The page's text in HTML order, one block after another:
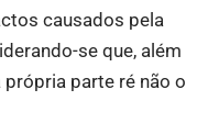
causados pela
se que, além
parte ré não o